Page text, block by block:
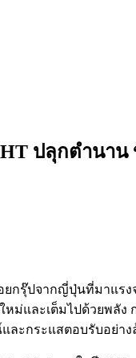
ปลุกตำนาน
ยกรุ๊ปจากญี่ปุ่นที่มาแร
ม่และเต็มไปด้วยพลัง
ละกระแสตอบรับอย่า